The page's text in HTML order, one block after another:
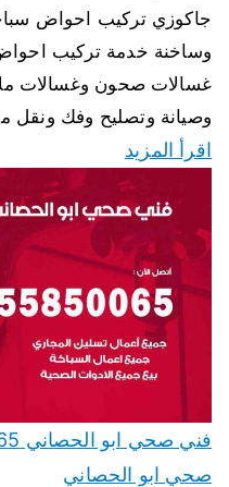
جاكوزي تركيب احواض
وساخنة خدمة تركيب
غسالات صحون وغسالات
وصيانة وتصليح وفك
اقرأ المزيد
صحي ابو الحصاني